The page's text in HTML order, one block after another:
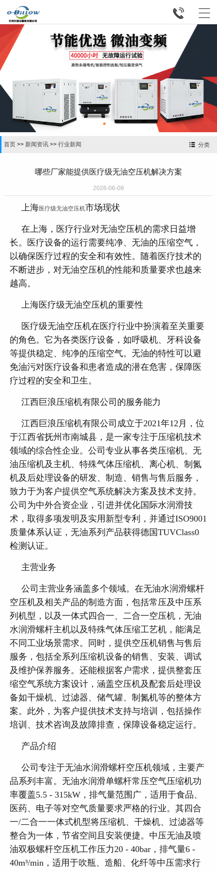


分类
首页 >> 新闻资讯 >> 行业新闻
哪些厂家能提供医疗级无油空压机解决方案
2026-06-08
上海医疗级无油空压机市场现状
在上海，医疗行业对无油空压机的需求日益增
长。医疗设备的运行需要纯净、无油的压缩空气，
以确保医疗过程的安全和有效性。随着医疗技术的
不断进步，对无油空压机的性能和质量要求也越来
越高。
上海医疗级无油空压机的重要性
医疗级无油空压机在医疗行业中扮演着至关重要
的角色。它为各类医疗设备，如呼吸机、牙科设备
等提供稳定、纯净的压缩空气。无油的特性可以避
免油污对医疗设备和患者造成的潜在危害，保障医
疗过程的安全和卫生。
江西巨浪压缩机有限公司的服务能力
江西巨浪压缩机有限公司成立于2021年12月，位
于江西省抚州市南城县，是一家专注于压缩机技术
领域的综合性企业。公司专业从事各类压缩机、无
油压缩机及主机、特殊气体压缩机、离心机、制氮
机及后处理设备的研发、制造、销售与售后服务，
致力于为客户提供空气系统解决方案及技术支持。
公司为中外合资企业，引进并优化国际水润滑技
术，取得多项发明及实用新型专利，并通过ISO9001
质量体系认证，无油系列产品获得德国TUVClass0
检测认证。
主营业务
公司主营业务涵盖多个领域。在无油水润滑螺杆
空压机及相关产品的制造方面，包括常压及中压系
列机型，以及一体式四合一、二合一空压机，无油
水润滑螺杆主机以及特殊气体压缩工艺机，能满足
不同工业场景需求。同时，提供空压机销售与售后
服务，包括全系列压缩机设备的销售、安装、调试
及维护保养服务。还能根据客户需求，提供整套压
缩空气系统方案设计，涵盖空压机及配套后处理设
备如干燥机、过滤器、储气罐、制氮机等的整体方
案。此外，为客户提供技术支持与培训，包括操作
培训、技术咨询及故障排查，保障设备稳定运行。
产品介绍
公司专注于无油水润滑螺杆空压机领域，主要产
品系列丰富。无油水润滑单螺杆常压空气压缩机功
率覆盖5.5 - 315kW，排气量范围广，适用于食品、
医药、电子等对空气质量要求严格的行业。其四合
一/二合一一体式机型将压缩机、干燥机、过滤器等
整合为一体，节省空间且安装便捷。中压无油及喷
油双极螺杆空压机工作压力20 - 40bar，排气量6 -
40m³/min，适用于吹瓶、造船、化纤等中压需求行